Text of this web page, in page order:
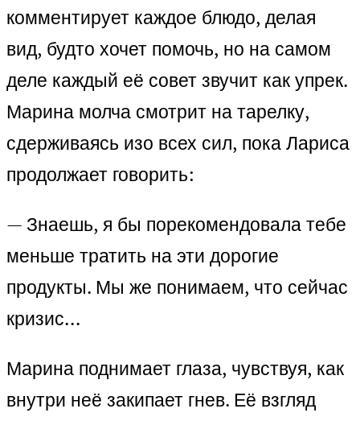
комментирует каждое блюдо, делая
вид, будто хочет помочь, но на самом
деле каждый её совет звучит как упрек.
Марина молча смотрит на тарелку,
сдерживаясь изо всех сил, пока Лариса
продолжает говорить:
— Знаешь, я бы порекомендовала тебе
меньше тратить на эти дорогие
продукты. Мы же понимаем, что сейчас
кризис…
Марина поднимает глаза, чувствуя, как
внутри неё закипает гнев. Её взгляд